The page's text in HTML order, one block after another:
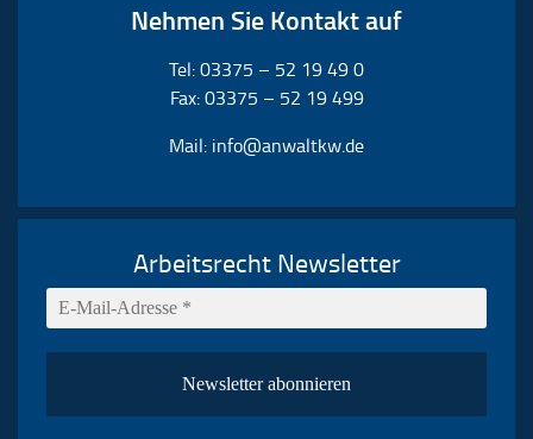
Nehmen Sie Kontakt auf
Tel: 03375 – 52 19 49 0
Fax: 03375 – 52 19 499
Mail: info@anwaltkw.de
Arbeitsrecht Newsletter